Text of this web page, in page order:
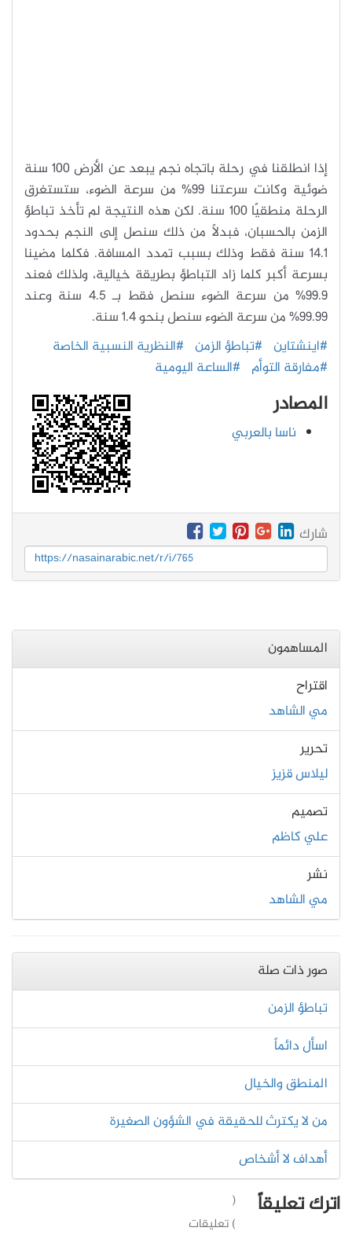
إذا انطلقنا في رحلة باتجاه نجم يبعد عن الأرض 100 سنة
ضوئية وكانت سرعتنا 99% من سرعة الضوء، ستستغرق
الرحلة منطقيًا 100 سنة. لكن هذه النتيجة لم تأخذ تباطؤ
الزمن بالحسبان، فبدلاً من ذلك سنصل إلى النجم بحدود
14.1 سنة فقط وذلك بسبب تمدد المسافة. فكلما مضينا
بسرعة أكبر كلما زاد التباطؤ بطريقة خيالية، ولذلك فعند
99.9% من سرعة الضوء سنصل فقط بـ 4.5 سنة وعند
99.99% من سرعة الضوء سنصل بنحو 1.4 سنة.
#اينشتاين #تباطؤ الزمن #النظرية النسبية الخاصة
#مفارقة التوأم #الساعة اليومية
المصادر
ناسا بالعربي
شارك
https://nasainarabic.net/r/i/765
المساهمون
اقتراح
مي الشاهد
تحرير
ليلاس قزيز
تصميم
علي كاظم
نشر
مي الشاهد
صور ذات صلة
تباطؤ الزمن
اسأل دائماً
المنطق والخيال
من لا يكترث للحقيقة في الشؤون الصغيرة
أهداف لا أشخاص
اترك تعليقاً
(
) تعليقات